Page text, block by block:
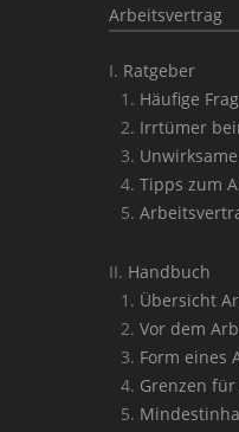
Arbeitsvertrag
Ratgeber
Häufige
Irrtümer
Tipps zum
Handbuch
Übersicht
Vor dem
Form eines
Grenzen